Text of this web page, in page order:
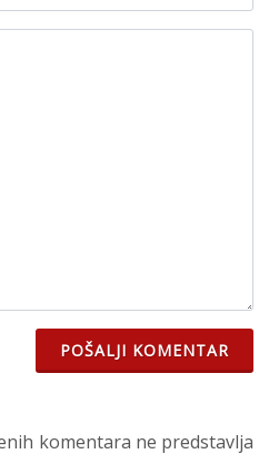
POŠALJI KOMENTAR
komentara ne predstavlja